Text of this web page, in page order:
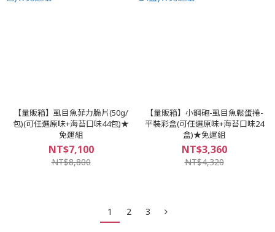
【量販箱】虱目魚菲力脆片(50g/
包)(可任選原味+海苔口味44包)★
免運組
NT$7,100
NT$8,800
【量販箱】小鋼砲-虱目魚鬆蛋捲-
平裝彩盒(可任選原味+海苔口味24
盒)★免運組
NT$3,360
NT$4,320
1 2 3